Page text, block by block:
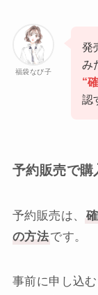
福袋なび子
発
み
“
認
予約販売で購
予約販売は、
の方法です。
事前に申し込